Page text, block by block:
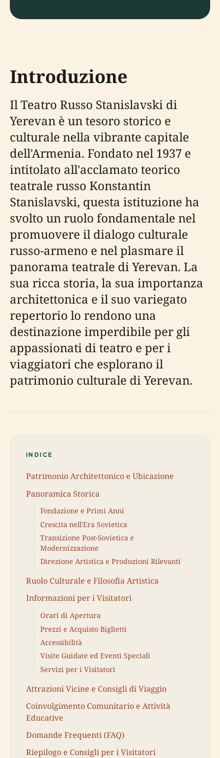
Introduzione
Il Teatro Russo Stanislavski di
Yerevan è un tesoro storico e
culturale nella vibrante capitale
dell'Armenia. Fondato nel 1937 e
intitolato all'acclamato teorico
teatrale russo Konstantin
Stanislavski, questa istituzione ha
svolto un ruolo fondamentale nel
promuovere il dialogo culturale
russo-armeno e nel plasmare il
panorama teatrale di Yerevan. La
sua ricca storia, la sua importanza
architettonica e il suo variegato
repertorio lo rendono una
destinazione imperdibile per gli
appassionati di teatro e per i
viaggiatori che esplorano il
patrimonio culturale di Yerevan.
INDICE
Patrimonio Architettonico e Ubicazione
Panoramica Storica
Fondazione e Primi Anni
Crescita nell'Era Sovietica
Transizione Post-Sovietica e
Modernizzazione
Direzione Artistica e Produzioni Rilevanti
Ruolo Culturale e Filosofia Artistica
Informazioni per i Visitatori
Orari di Apertura
Prezzi e Acquisto Biglietti
Accessibilità
Visite Guidate ed Eventi Speciali
Servizi per i Visitatori
Attrazioni Vicine e Consigli di Viaggio
Coinvolgimento Comunitario e Attività
Educative
Domande Frequenti (FAQ)
Riepilogo e Consigli per i Visitatori